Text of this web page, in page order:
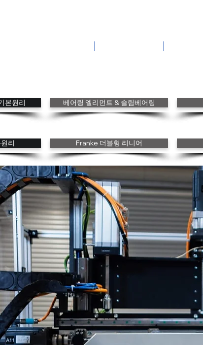
본원리 베어링 엘리먼트 & 슬림베어링
리 Franke 더블형 리니어